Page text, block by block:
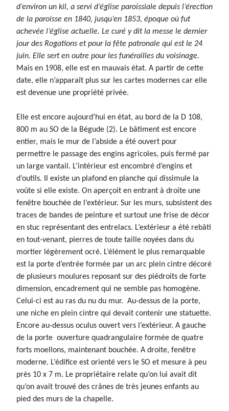
d’environ un kil, a servi d’église paroissiale depuis l’érection
de la paroisse en 1840, jusqu’en 1853, époque où fut
achevée l’église actuelle. Le curé y dit la messe le dernier
jour des Rogations et pour la fête patronale qui est le 24
juin. Elle sert en outre pour les funérailles du voisinage.
Mais en 1908, elle est en mauvais état. A partir de cette
date, elle n’apparaît plus sur les cartes modernes car elle
est devenue une propriété privée.
Elle est encore aujourd’hui en état, au bord de la D 108,
800 m au SO de la Bégude (2). Le bâtiment est encore
entier, mais le mur de l’abside a été ouvert pour
permettre le passage des engins agricoles, puis fermé par
un large vantail. L’intérieur est encombré d’engins et
d’outils. Il existe un plafond en planche qui dissimule la
voûte si elle existe. On aperçoit en entrant à droite une
fenêtre bouchée de l’extérieur. Sur les murs, subsistent des
traces de bandes de peinture et surtout une frise de décor
en stuc représentant des entrelacs. L’extérieur a été rebâti
en tout-venant, pierres de toute taille noyées dans du
mortier légèrement ocré. L’élément le plus remarquable
est la porte d’entrée formée par un arc plein cintre décoré
de plusieurs moulures reposant sur des piédroits de forte
dimension, encadrement qui ne semble pas homogène.
Celui-ci est au ras du nu du mur. Au-dessus de la porte,
une niche en plein cintre qui devait contenir une statuette.
Encore au-dessus oculus ouvert vers l’extérieur. A gauche
de la porte ouverture quadrangulaire formée de quatre
forts moellons, maintenant bouchée. A droite, fenêtre
moderne. L’édifice est orienté vers le SO et mesure à peu
près 10 x 7 m. Le propriétaire relate qu’on lui avait dit
qu’on avait trouvé des crânes de très jeunes enfants au
pied des murs de la chapelle.